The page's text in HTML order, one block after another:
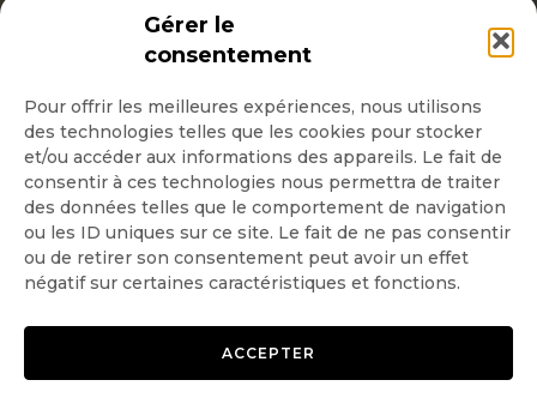
Gérer le
consentement
Pour offrir les meilleures expériences, nous utilisons
des technologies telles que les cookies pour stocker
et/ou accéder aux informations des appareils. Le fait de
consentir à ces technologies nous permettra de traiter
des données telles que le comportement de navigation
ou les ID uniques sur ce site. Le fait de ne pas consentir
ou de retirer son consentement peut avoir un effet
négatif sur certaines caractéristiques et fonctions.
ACCEPTER
INSCRIPTION NEWSLETTER
Quotidienne
Hebdo
OK